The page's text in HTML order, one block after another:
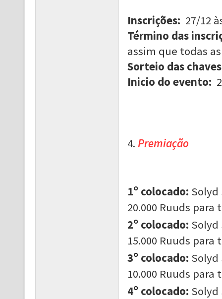
Inscrições: 27/12
Término das
assim que todas
Sorteio das
Inicio do evento:
4. Premiação
1°colocado: Solyd
20.000 Ruuds
2°colocado: Solyd
15.000 Ruuds
3°colocado: Solyd
10.000 Ruuds
4°colocado: Solyd